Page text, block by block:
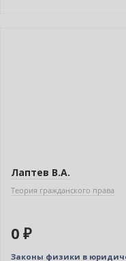
Лаптев В.А.
Теория гражданского права
0 ₽
Законы физики в